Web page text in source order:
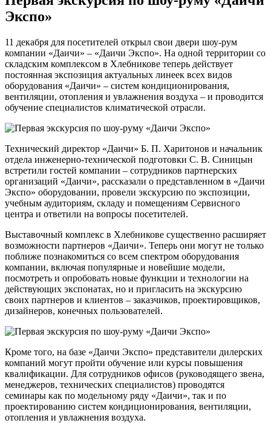
Экспо»
11 декабря для посетителей открыл свои двери шоу-рум
компании «Даичи» – «Даичи Экспо». На одной территории со
складским комплексом в Хлебникове теперь действует
постоянная экспозиция актуальных линеек всех видов
оборудования «Даичи» – систем кондиционирования,
вентиляции, отопления и увлажнения воздуха – и проводится
обучение специалистов климатической отрасли.
Технический директор «Даичи» Б. П. Харитонов и начальник
отдела инженерно-технической подготовки С. В. Синицын
встретили гостей компании – сотрудников партнерских
организаций «Даичи», рассказали о представленном в «Даичи
Экспо» оборудовании, провели экскурсию по экспозиции,
учебным аудиториям, складу и помещениям Сервисного
центра и ответили на вопросы посетителей.
Выставочный комплекс в Хлебникове существенно расширяет
возможности партнеров «Даичи». Теперь они могут не только
поближе познакомиться со всем спектром оборудования
компании, включая популярные и новейшие модели,
посмотреть и опробовать новые функции и технологии на
действующих экспонатах, но и пригласить на экскурсию
своих партнеров и клиентов – заказчиков, проектировщиков,
дизайнеров, конечных пользователей.
Кроме того, на базе «Даичи Экспо» представители дилерских
компаний могут пройти обучение или курсы повышения
квалификации. Для сотрудников офисов (руководящего звена,
менеджеров, технических специалистов) проводятся
семинары как по модельному ряду «Даичи», так и по
проектированию систем кондиционирования, вентиляции,
отопления и увлажнения воздуха.